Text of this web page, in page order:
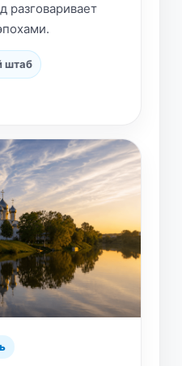
разговаривает
штаб